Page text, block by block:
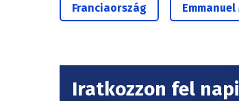
Franciaország
Iratkozzon fel